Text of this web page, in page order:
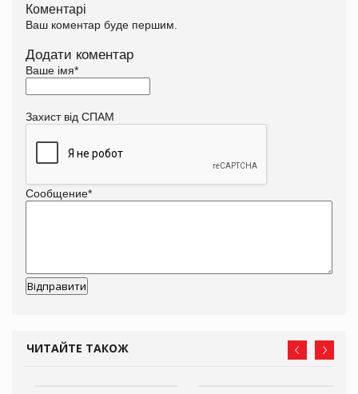
Коментарі
Ваш коментар буде першим.
Додати коментар
Ваше імя*
Захист від СПАМ
Сообщение*
ЧИТАЙТЕ ТАКОЖ